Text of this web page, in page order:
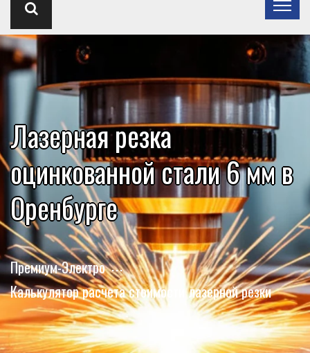
Лазерная резка
оцинкованной стали 6 мм в
Оренбурге
Премиум-Электро
Калькулятор расчета стоимости лазерной резки